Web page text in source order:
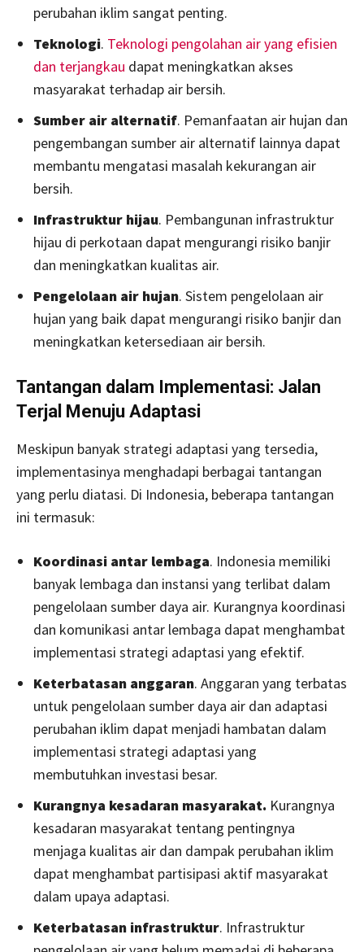
perubahan iklim sangat penting.
Teknologi. Teknologi pengolahan air yang efisien
dan terjangkau dapat meningkatkan akses
masyarakat terhadap air bersih.
Sumber air alternatif. Pemanfaatan air hujan dan
pengembangan sumber air alternatif lainnya dapat
membantu mengatasi masalah kekurangan air
bersih.
Infrastruktur hijau. Pembangunan infrastruktur
hijau di perkotaan dapat mengurangi risiko banjir
dan meningkatkan kualitas air.
Pengelolaan air hujan. Sistem pengelolaan air
hujan yang baik dapat mengurangi risiko banjir dan
meningkatkan ketersediaan air bersih.
Tantangan dalam Implementasi: Jalan
Terjal Menuju Adaptasi
Meskipun banyak strategi adaptasi yang tersedia,
implementasinya menghadapi berbagai tantangan
yang perlu diatasi. Di Indonesia, beberapa tantangan
ini termasuk:
Koordinasi antar lembaga. Indonesia memiliki
banyak lembaga dan instansi yang terlibat dalam
pengelolaan sumber daya air. Kurangnya koordinasi
dan komunikasi antar lembaga dapat menghambat
implementasi strategi adaptasi yang efektif.
Keterbatasan anggaran. Anggaran yang terbatas
untuk pengelolaan sumber daya air dan adaptasi
perubahan iklim dapat menjadi hambatan dalam
implementasi strategi adaptasi yang
membutuhkan investasi besar.
Kurangnya kesadaran masyarakat. Kurangnya
kesadaran masyarakat tentang pentingnya
menjaga kualitas air dan dampak perubahan iklim
dapat menghambat partisipasi aktif masyarakat
dalam upaya adaptasi.
Keterbatasan infrastruktur. Infrastruktur